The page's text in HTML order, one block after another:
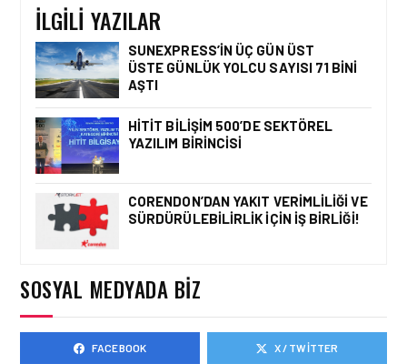
SEKTÖREL YAZILIM
BIRINCISI
HAVACILIK • 05 AĞU 2026
ALINIYOR?
HAVACILIK • 05 AĞU 2026
İLGILI YAZILAR
SUNEXPRESS’IN ÜÇ GÜN ÜST
ÜSTE GÜNLÜK YOLCU SAYISI 71 BINI
AŞTI
HITIT BILIŞIM 500’DE SEKTÖREL
YAZILIM BIRINCISI
CORENDON’DAN YAKIT VERIMLILIĞI VE
SÜRDÜRÜLEBILIRLIK IÇIN İŞ BIRLIĞI!
SOSYAL MEDYADA BIZ
FACEBOOK X / TWITTER